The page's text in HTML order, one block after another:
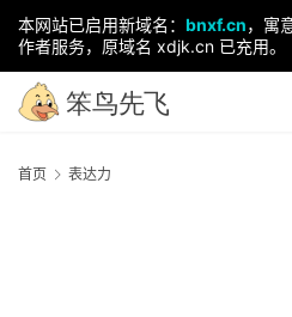
本网站已启用新域名： bnxf.cn，寓
作者服务，原域名 xdjk.cn 已充用。
首页 表达力